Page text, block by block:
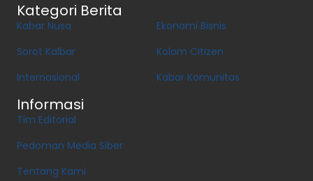
Kategori Berita
Kabar Nusa
Sorot Kalbar
Internasional
Ekonomi Bisnis
Kolom Citizen
Kabar Komunitas
Informasi
Tim Editorial
Pedoman Media Siber
Tentang Kami